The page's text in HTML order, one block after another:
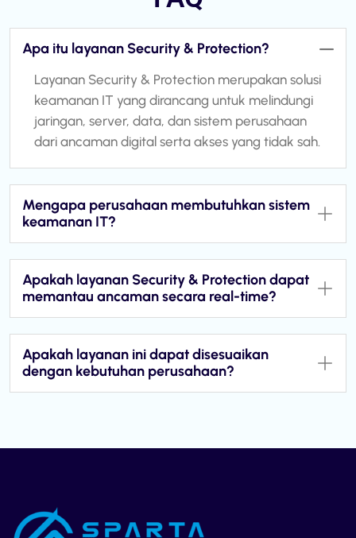
Apa itu layanan Security & Protection?
Layanan Security & Protection merupakan solusi
keamanan IT yang dirancang untuk melindungi
jaringan, server, data, dan sistem perusahaan
dari ancaman digital serta akses yang tidak sah.
Mengapa perusahaan membutuhkan sistem
keamanan IT?
Apakah layanan Security & Protection dapat
memantau ancaman secara real-time?
Apakah layanan ini dapat disesuaikan
dengan kebutuhan perusahaan?